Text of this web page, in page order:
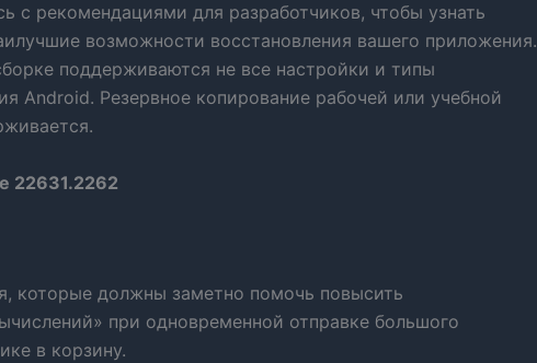
с рекомендациями для разработчиков, чтобы узнать
возможности восстановления вашего приложения.
поддерживаются не все настройки и типы
Android. Резервное копирование рабочей или учебной
22631.2262
которые должны заметно помочь повысить
при одновременной отправке большого
в корзину.